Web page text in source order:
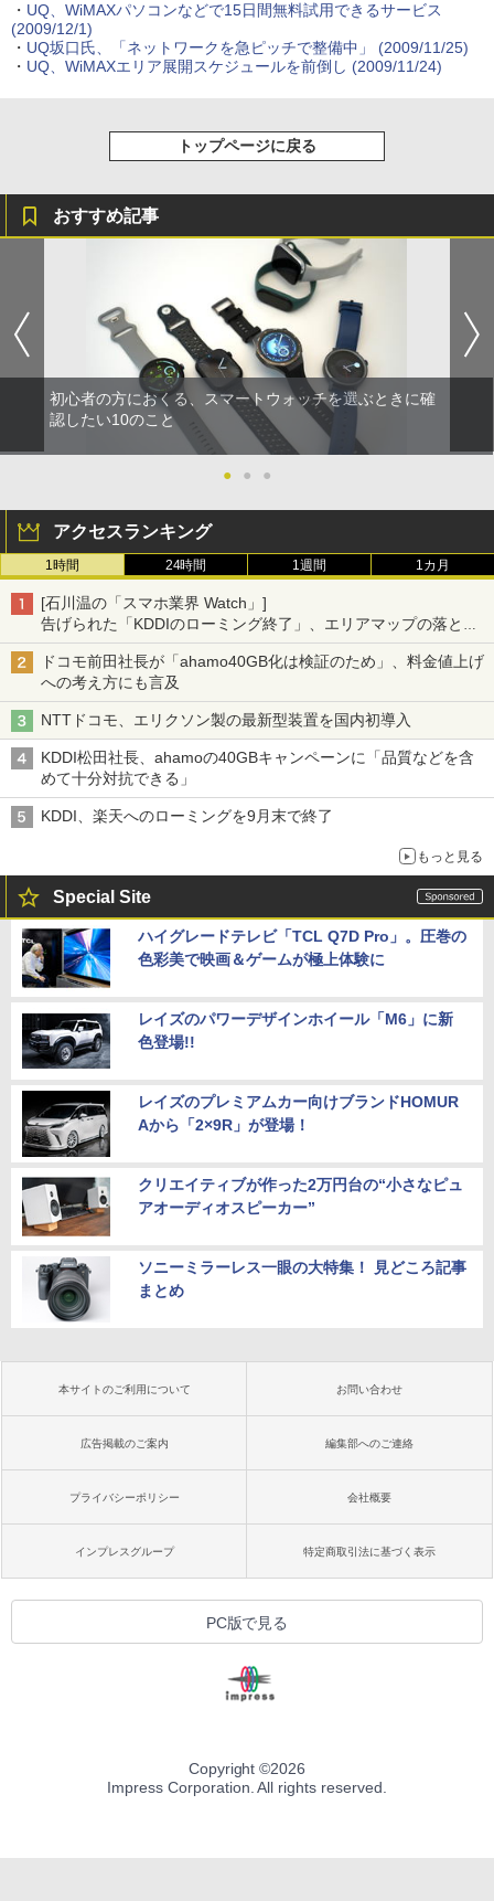
・ UQ、WiMAXパソコンなどで15日間無料試用できるサービス
(2009/12/1)
・ UQ坂口氏、「ネットワークを急ピッチで整備中」
(2009/11/25)
・ UQ、WiMAXエリア展開スケジュールを前倒し (2009/11/24)
トップページに戻る
おすすめ記事
初心者の方におくる、スマートウォッチを選ぶときに確
認したい10のこと
● ● ●
アクセスランキング
1時間 24時間 1週間 1カ月
[石川温の「スマホ業界 Watch」]
告げられた「KDDIのローミング終了」、エリアマップの落とし
穴と楽天モバイルの課題
ドコモ前田社長が「ahamo40GB化は検証のため」、料金値上げ
への考え方にも言及
NTTドコモ、エリクソン製の最新型装置を国内初導入
KDDI松田社長、ahamoの40GBキャンペーンに「品質などを含
めて十分対抗できる」
KDDI、楽天へのローミングを9月末で終了
もっと見る
Special Site
ハイグレードテレビ「TCL Q7D Pro」。圧巻の
色彩美で映画＆ゲームが極上体験に
レイズのパワーデザインホイール「M6」に新
色登場!!
レイズのプレミアムカー向けブランドHOMUR
Aから「2×9R」が登場！
クリエイティブが作った2万円台の“小さなピュ
アオーディオスピーカー”
ソニーミラーレス一眼の大特集！ 見どころ記事
まとめ
本サイトのご利用について お問い合わせ
広告掲載のご案内 編集部へのご連絡
プライバシーポリシー 会社概要
インプレスグループ 特定商取引法に基づく表示
PC版で見る
Copyright ©2026
Impress Corporation. All rights reserved.